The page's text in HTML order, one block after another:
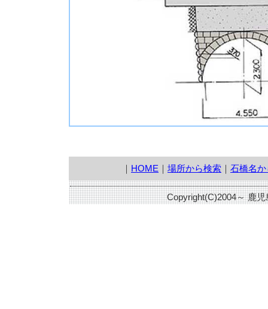
HOME 場所から検索 石橋名
Copyright(C)2004～ 鹿